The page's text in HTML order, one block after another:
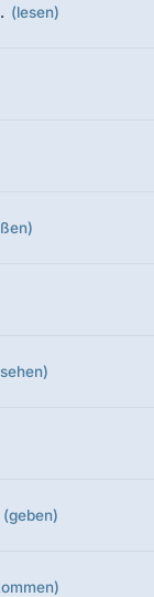
. (lesen)
(geben)